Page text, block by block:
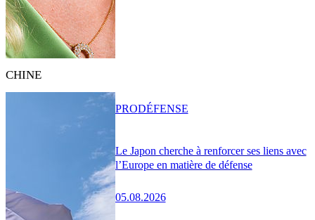
CHINE
Le Japon cherche à renforcer ses liens avec
l’Europe en matière de défense
05.08.2026
PRODÉFENSE